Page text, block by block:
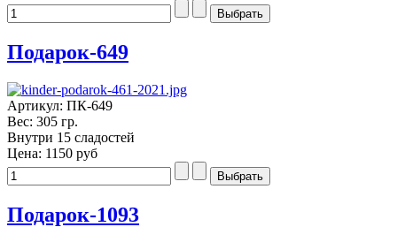
Подарок-649
Артикул: ПК-649
Вес: 305 гр.
Внутри 15 сладостей
Цена: 1150 руб
Подарок-1093